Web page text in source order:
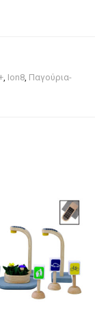
, Ion8, Παγούρια-